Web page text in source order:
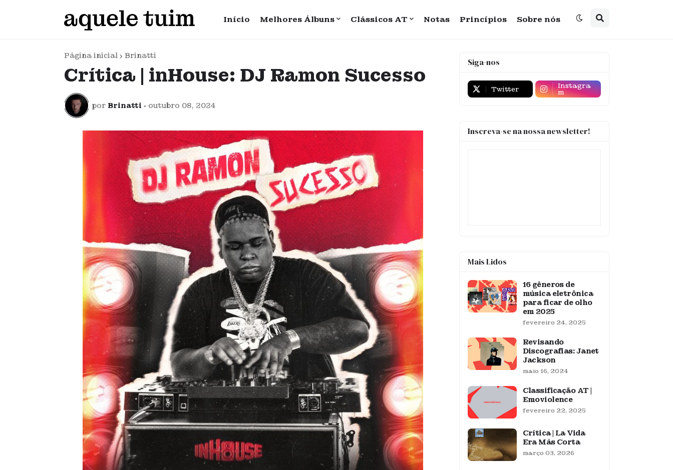
Início Melhores Álbuns Clássicos AT Notas Princípios Sobre nós
Página inicial Brinatti
Crítica | inHouse: DJ Ramon Sucesso
por Brinatti • outubro 08, 2024
Siga-nos
Twitter Instagra
m
Inscreva-se na nossa newsletter!
Mais Lidos
16 gêneros de
música eletrônica
para ficar de olho
em 2025
fevereiro 24, 2025
Revisando
Discografias: Janet
Jackson
maio 16, 2024
Classificação AT |
Emoviolence
fevereiro 22, 2025
Crítica | La Vida
Era Más Corta
março 03, 2026